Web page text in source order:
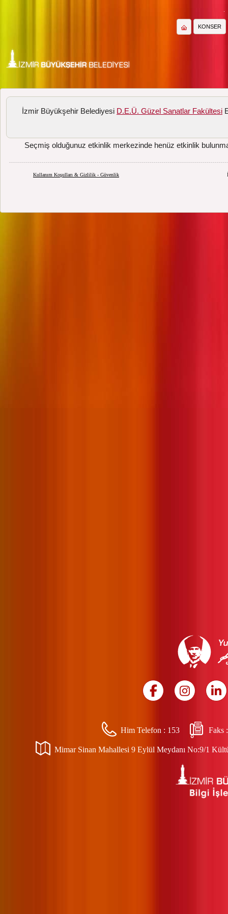
KONSER
İzmir Büyükşehir Belediyesi D.E.Ü. Güzel Sanatlar Fakültesi
Seçmiş olduğunuz etkinlik merkezinde henüz etkinlik
Kullanım Koşulları & Gizlilik - Güvenlik
Him Telefon : 153 Faks
Mimar Sinan Mahallesi 9 Eylül Meydanı No:9/1